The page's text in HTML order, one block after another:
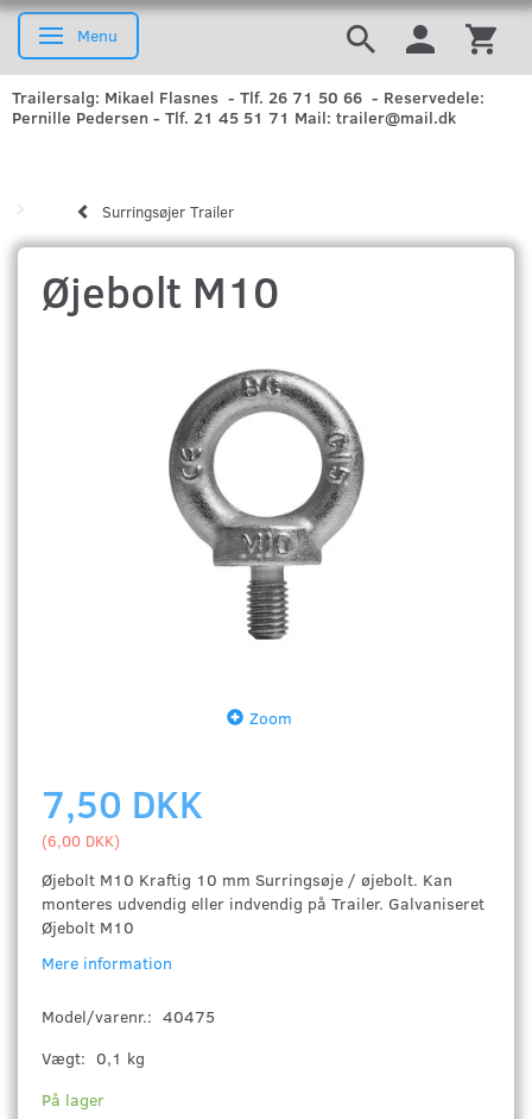
Skifte navigation
Menu
Trailersalg: Mikael Flasnes - Tlf. 26 71 50 66 - Reservedele:
Pernille Pedersen - Tlf. 21 45 51 71 Mail: trailer@mail.dk
Surringsøjer Trailer
Øjebolt M10
Zoom
7,50 DKK
(6,00 DKK)
Øjebolt M10 Kraftig 10 mm Surringsøje / øjebolt. Kan
monteres udvendig eller indvendig på Trailer. Galvaniseret
Øjebolt M10
Mere information
Model/varenr.: 40475
Vægt: 0,1 kg
På lager